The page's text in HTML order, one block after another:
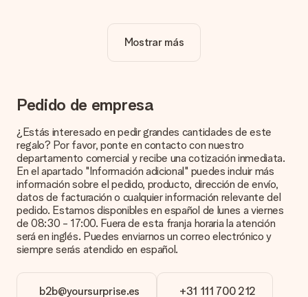
¿La personalización está incluida en el precio?
El precio que se muestra en el sitio web incluye la
¿Cómo puedo saber si mi imagen tiene la calidad
adecuada?
satisfecho con tu regalo. Por eso es importante utilizar fotos
de alta calidad. Si no estás seguro de la calidad de la imagen,
ponte en contacto con nuestro equipo de atención al cliente e
incluye la foto junto con el regalo que te interesa encargar.
Ellos podrán comprobar la calidad por ti.
¿Qué formatos puedo cargar?
Puedes carga archivos JPG y PNG en nuestro editor. ¿Es
esto demasiado técnico o tienes una imagen de un formato
diferente que te gustaría usar? Ponte en contacto con
encantados de ayudarte para que puedas crear el regalo que
deseas!
Mostrar más
Pedido de empresa
¿Estás interesado en pedir grandes cantidades de este
regalo? Por favor, ponte en contacto con nuestro
departamento comercial y recibe una cotización inmediata.
En el apartado "Información adicional" puedes incluir más
información sobre el pedido, producto, dirección de envío,
datos de facturación o cualquier información relevante del
pedido. Estamos disponibles en español de lunes a viernes
de 08:30 - 17:00. Fuera de esta franja horaria la atención
será en inglés. Puedes enviarnos un correo electrónico y
siempre serás atendido en español.
b2b@yoursurprise.es +31 111 700 212